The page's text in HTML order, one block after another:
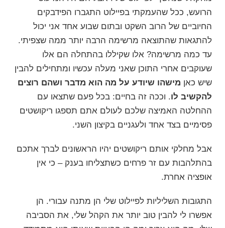
הרועש, ככל שהעמקתי בפיילוט התגברו הפידבקים
החיוביים של הרוב השקט ובתום שבוע אחד אני יכול
להתגאות שהתוצאה מרשימה הרבה יותר ממה שצפיתי.
עד כמה מרשימה? אלו שקיללו בהתחלה הם אלו
שעוקבים אחרי התוכן שאני מעלה עכשיו ומתחילים להבין
שיש כאן מישהו שיודע על מה הוא מדבר ושהם רוצים
להקשיב לו. וככה זה בחיים: בכל פעם שתצאו עם
ההחלטה האמיצה שלכם לעולם אתם תספגו ריקושטים
פסימיים בצד אחד ולעגניים בקיצון השני.
אבל מחלקי אותם ריקושטים יהיו הראשונים לברך אתכם
בהתלהבות עם זר פרחים כשתצליחו בענק – כי אין
אופציה אחרת.
התגובות השליליות לפיילוט שלי הן מתנה עבורי. הן
אפשרו לי להבין טוב יותר את הקהל שלי, את הסביבה